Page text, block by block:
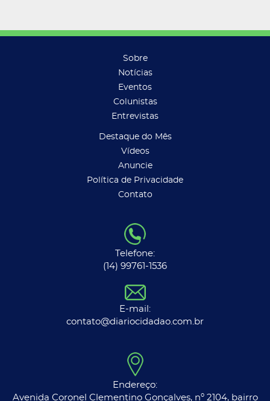
Sobre
Notícias
Eventos
Colunistas
Entrevistas
Destaque do Mês
Vídeos
Anuncie
Política de Privacidade
Contato
Telefone:
(14) 99761-1536
E-mail:
contato@diariocidadao.com.br
Endereço:
Avenida Coronel Clementino Gonçalves, nº 2104, bairro